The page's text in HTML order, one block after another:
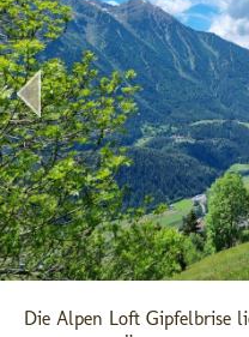
Die Alpen Loft Gipfelbrise